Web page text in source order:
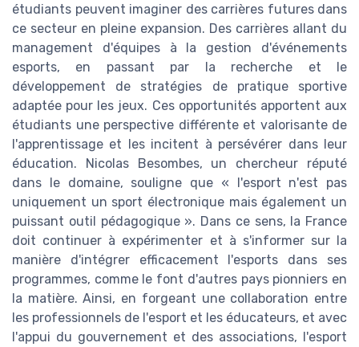
étudiants peuvent imaginer des carrières futures dans
ce secteur en pleine expansion. Des carrières allant du
management d'équipes à la gestion d'événements
esports, en passant par la recherche et le
développement de stratégies de pratique sportive
adaptée pour les jeux. Ces opportunités apportent aux
étudiants une perspective différente et valorisante de
l'apprentissage et les incitent à persévérer dans leur
éducation. Nicolas Besombes, un chercheur réputé
dans le domaine, souligne que « l'esport n'est pas
uniquement un sport électronique mais également un
puissant outil pédagogique ». Dans ce sens, la France
doit continuer à expérimenter et à s'informer sur la
manière d'intégrer efficacement l'esports dans ses
programmes, comme le font d'autres pays pionniers en
la matière. Ainsi, en forgeant une collaboration entre
les professionnels de l'esport et les éducateurs, et avec
l'appui du gouvernement et des associations, l'esport